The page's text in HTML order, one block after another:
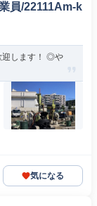
員/22111Am-k
迎します！ ◎や
気になる